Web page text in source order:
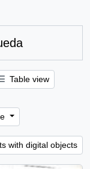
Table view
with digital objects